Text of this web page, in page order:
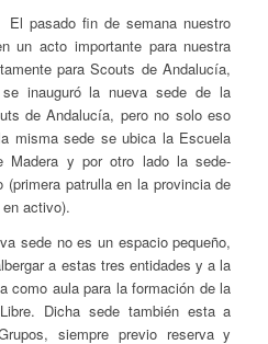
El pasado fin de semana nuestro
un acto importante para nuestra
para Scouts de Andalucía,
se inauguró la nueva sede de la
de Andalucía, pero no solo eso
misma sede se ubica la Escuela
Madera y por otro lado la sede-
(primera patrulla en la provincia de
activo).
sede no es un espacio pequeño,
a estas tres entidades y a la
como aula para la formación de la
Dicha sede también esta a
siempre previo reserva y